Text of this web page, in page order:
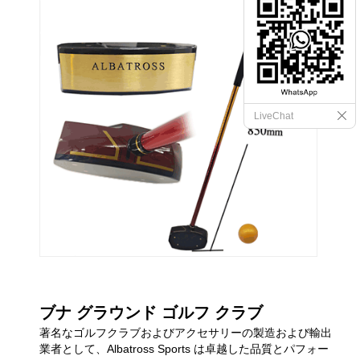
ブナ グラウンド ゴルフ クラブ
著名なゴルフクラブおよびアクセサリーの製造および輸出
業者として、Albatross Sports は卓越した品質とパフォー
LiveChat